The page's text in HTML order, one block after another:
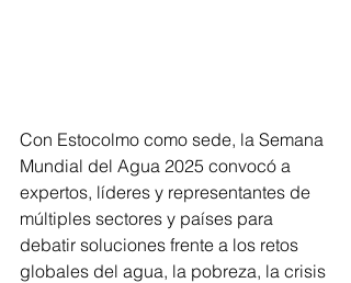
Con Estocolmo como sede, la Semana
Mundial del Agua 2025 convocó a
expertos, líderes y representantes de
múltiples sectores y países para
debatir soluciones frente a los retos
globales del agua, la pobreza, la crisis